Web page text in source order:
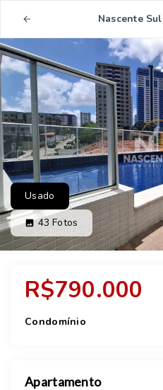
Nascente
Usado
43 Fotos
R$790.000
Condomínio
Apartamento